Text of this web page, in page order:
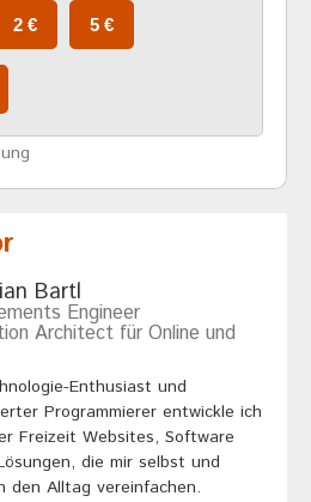
Bartl
Engineer
Architect für Online und
Enthusiast und
Programmierer entwickle ich
Freizeit Websites, Software
die mir selbst und
den Alltag vereinfachen.